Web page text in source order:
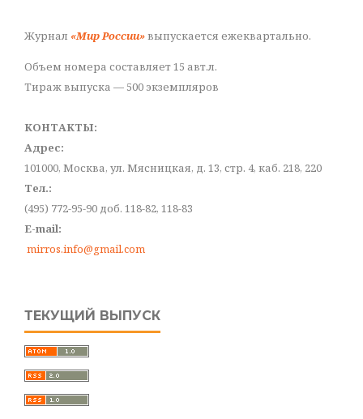
Журнал «Мир России»выпускается ежеквартально.
Объем номера составляет 15 авт.л.
Тираж выпуска — 500 экземпляров
КОНТАКТЫ:
Адрес:
101000, Москва, ул. Мясницкая, д. 13, стр. 4, каб. 218, 220
Тел.:
(495) 772-95-90 доб. 118-82, 118-83
E-mail:
mirros.info@gmail.com
ТЕКУЩИЙ ВЫПУСК